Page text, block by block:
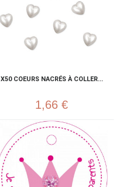
X50 COEURS NACRÉS À COLLER...
1,66 €